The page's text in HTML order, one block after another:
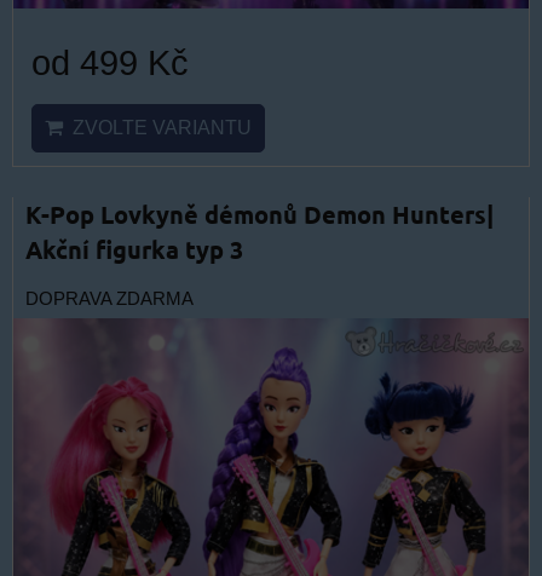
od 499 Kč
ZVOLTE VARIANTU
K-Pop Lovkyně démonů Demon Hunters|
Akční figurka typ 3
DOPRAVA ZDARMA